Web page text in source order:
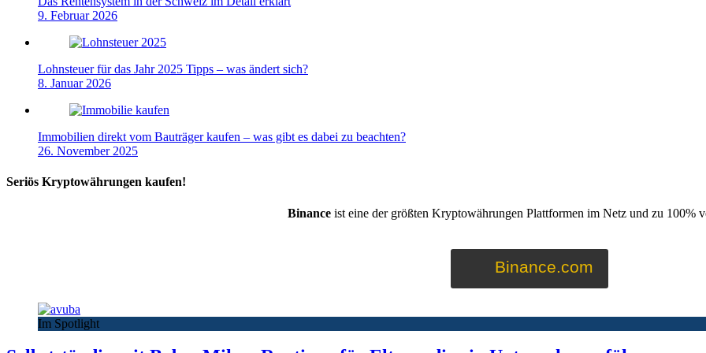
9. Februar 2026
Lohnsteuer für das Jahr 2025 Tipps – was ändert sich?
8. Januar 2026
Immobilien direkt vom Bauträger kaufen – was gibt es dabei zu beachten?
26. November 2025
Seriös Kryptowährungen kaufen!
Binanceist eine der größten Kryptowährungen Plattformen im Netz und zu 100%
Binance.com
Im Spotlight